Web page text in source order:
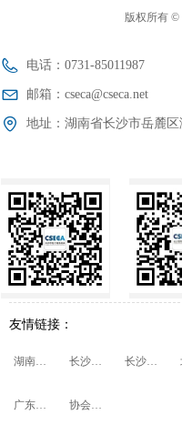
版权所有 ©
电话： 0731-85011987
邮箱： cseca@cseca.net
地址： 湖南省长沙市岳麓
友情链接：
湖南省商务厅 长沙市商务局 长沙市民政局
广东省电子商务协会 协会会员管理系统